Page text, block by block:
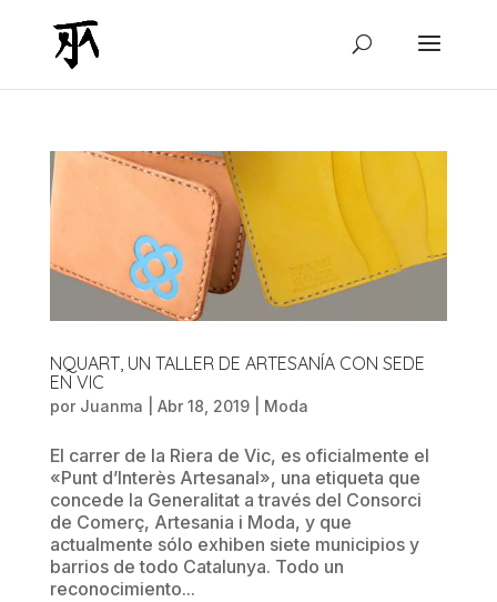
NQUART, UN TALLER DE ARTESANÍA CON SEDE
EN VIC
por Juanma Abr 18, 2019| Moda
El carrer de la Riera de Vic, es oficialmente el
«Punt d’Interès Artesanal», una etiqueta que
concede la Generalitat a través del Consorci
de Comerç, Artesania i Moda, y que
actualmente sólo exhiben siete municipios y
barrios de todo Catalunya. Todo un
reconocimiento...